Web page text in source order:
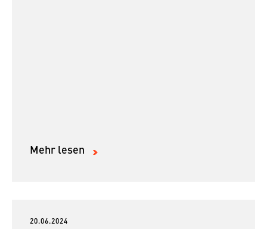
Mehr lesen
20.06.2024